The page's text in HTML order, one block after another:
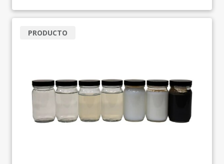
PRODUCTO